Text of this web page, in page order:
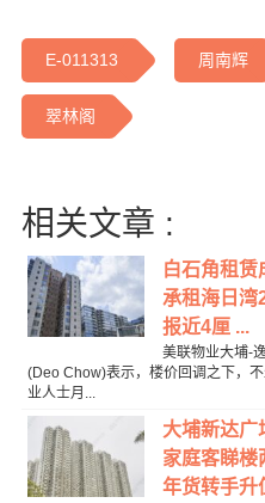
E-011313 周南辉
翠林阁
相关文章 :
白石角租赁
承租海日湾
报近4厘 ...
美联物业大埔-
(Deo Chow)表示，楼价回调之下，
业人士月...
大埔新达广
家庭客睇楼
年货转手升